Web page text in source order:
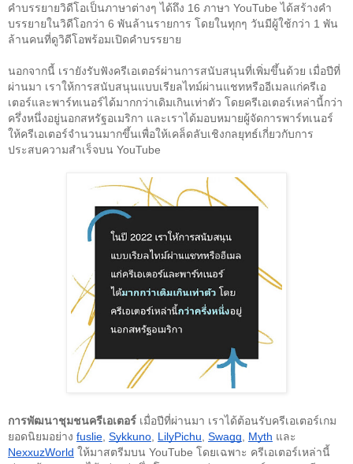
คำบรรยายวิดีโอเป็นภาษาต่างๆ ได้ถึง 16 ภาษา YouTube ได้สร้างคำ
บรรยายในวิดีโอกว่า 6 พันล้านรายการ โดยในทุกๆ วันมีผู้ใช้กว่า 1 พัน
ล้านคนที่ดูวิดีโอพร้อมเปิดคำบรรยาย
นอกจากนี้ เรายังรับฟังครีเอเตอร์ผ่านการสนับสนุนที่เพิ่มขึ้นด้วย เมื่อปีที่
ผ่านมา เราให้การสนับสนุนแบบเรียลไทม์ผ่านแชทหรืออีเมลแก่ครีเอ
เตอร์และพาร์ทเนอร์ได้มากกว่าเดิมเกินเท่าตัว โดยครีเอเตอร์เหล่านี้กว่า
ครึ่งหนึ่งอยู่นอกสหรัฐอเมริกา และเราได้มอบหมายผู้จัดการพาร์ทเนอร์
ให้ครีเอเตอร์จำนวนมากขึ้นเพื่อให้เคล็ดลับเชิงกลยุทธ์เกี่ยวกับการ
ประสบความสำเร็จบน YouTube
การพัฒนาชุมชนครีเอเตอร์ เมื่อปีที่ผ่านมา เราได้ต้อนรับครีเอเตอร์เกม
ยอดนิยมอย่าง fuslie Sykkuno LilyPichu Swagg Myth
NexxuzWorld ให้มาสตรีมบน YouTube โดยเฉพาะ ครีเอเตอร์เหล่านี้